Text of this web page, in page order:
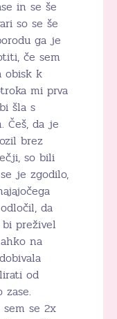
in se še
so se še
ga je
če sem
obisk k
mi prva
šla s
Češ, da je
brez
so bili
je zgodilo,
da
preživel
na
od
se 2x